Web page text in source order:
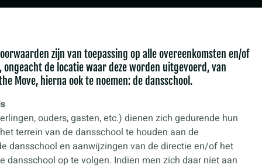
zijn van toepassing op alle overeenkomsten en/of
ongeacht de locatie waar deze worden uitgevoerd, van
Move, hierna ook te noemen: de dansschool.
ouders, gasten, etc.) dienen zich gedurende hun
terrein van de dansschool te houden aan de
dansschool en aanwijzingen van de directie en/of het
dansschool op te volgen. Indien men zich daar niet aan